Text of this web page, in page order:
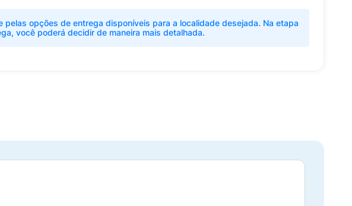
pelas opções de entrega disponíveis para a localidade desejada. Na etapa
você poderá decidir de maneira mais detalhada.